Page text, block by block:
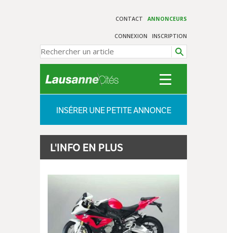
CONTACT ANNONCEURS
CONNEXION INSCRIPTION
INSÉRER UNE PETITE ANNONCE
L'INFO EN PLUS